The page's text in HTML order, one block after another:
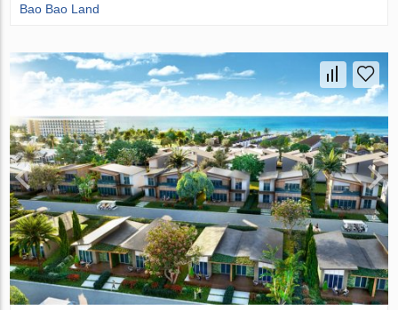
Bao Bao Land